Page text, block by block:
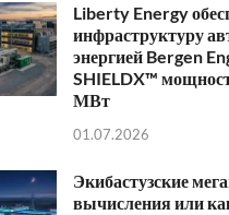
Liberty Energy
инфраструктуру
энергией Bergen
SHIELDX™
МВт
01.07.2026
Экибастузские
вычисления или